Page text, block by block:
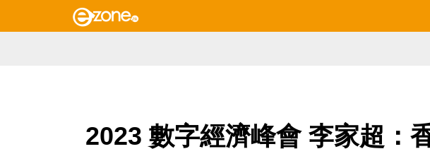
2023 數字經濟峰會 李家超：